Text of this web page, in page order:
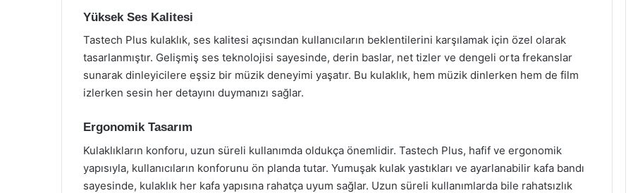
Yüksek Ses Kalitesi
Tastech Plus kulaklık, ses kalitesi açısından kullanıcıların beklentilerini karşılamak için özel olarak
tasarlanmıştır. Gelişmiş ses teknolojisi sayesinde, derin baslar, net tizler ve dengeli orta frekanslar
sunarak dinleyicilere eşsiz bir müzik deneyimi yaşatır. Bu kulaklık, hem müzik dinlerken hem de film
izlerken sesin her detayını duymanızı sağlar.
Ergonomik Tasarım
Kulaklıkların konforu, uzun süreli kullanımda oldukça önemlidir. Tastech Plus, hafif ve ergonomik
yapısıyla, kullanıcıların konforunu ön planda tutar. Yumuşak kulak yastıkları ve ayarlanabilir kafa bandı
sayesinde, kulaklık her kafa yapısına rahatça uyum sağlar. Uzun süreli kullanımlarda bile rahatsızlık